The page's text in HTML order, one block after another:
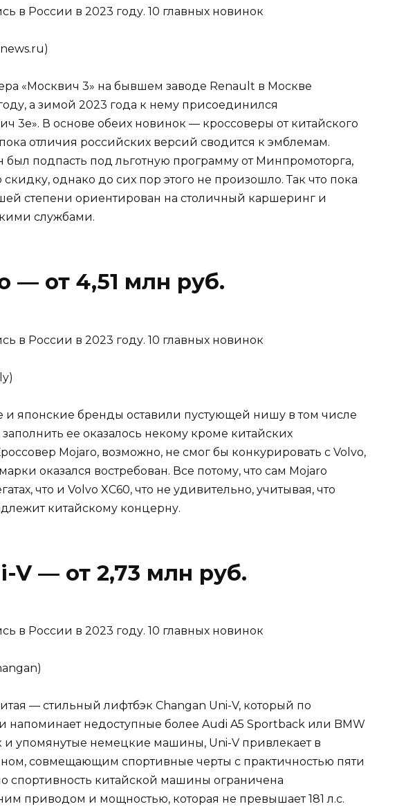
«Москвич 3» на бывшем заводе Renault в Москве
а зимой 2023 года к нему присоединился
3е». В основе обеих новинок — кроссоверы от китайского
отличия российских версий сводится к эмблемам.
подпасть под льготную программу от Минпромоторга,
однако до сих пор этого не произошло. Так что пока
степени ориентирован на столичный каршеринг и
службами.
— от 4,51 млн руб.
японские бренды оставили пустующей нишу в том числе
ее оказалось некому кроме китайских
Mojaro, возможно, не смог бы конкурировать с Volvo,
оказался востребован. Все потому, что сам Mojaro
что и Volvo XC60, что не удивительно, учитывая, что
китайскому концерну.
V — от 2,73 млн руб.
— стильный лифтбэк Changan Uni-V, который по
напоминает недоступные более Audi A5 Sportback или BMW
и упомянутые немецкие машины, Uni-V привлекает в
совмещающим спортивные черты с практичностью пяти
спортивность китайской машины ограничена
приводом и мощностью, которая не превышает 181 л.с.